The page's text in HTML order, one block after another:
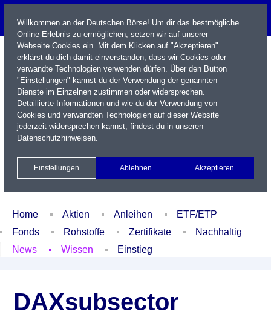
Name / WKN / ISIN / Kürzel
Xetra Realtime
Watchlist Portfolio Login
Home Aktien Anleihen
ETF/ETP
Fonds
Rohstoffe Zertifikate
Nachhaltig
News
Wissen Einstieg
DAXsubsector
Willkommen an der Deutschen Börse! Um dir das bestmögliche
Online-Erlebnis zu ermöglichen, setzen wir auf unserer
Webseite Cookies ein. Mit dem Klicken auf "Akzeptieren"
erklärst du dich damit einverstanden, dass wir Cookies oder
verwandte Technologien verwenden dürfen. Über den Button
"Einstellungen" kannst du der Verwendung der genannten
Dienste im Einzelnen zustimmen oder widersprechen.
Detaillierte Informationen und wie du der Verwendung von
Cookies und verwandten Technologien auf dieser Website
jederzeit widersprechen kannst, findest du in unseren
Datenschutzhinweisen.
Einstellungen Ablehnen Akzeptieren